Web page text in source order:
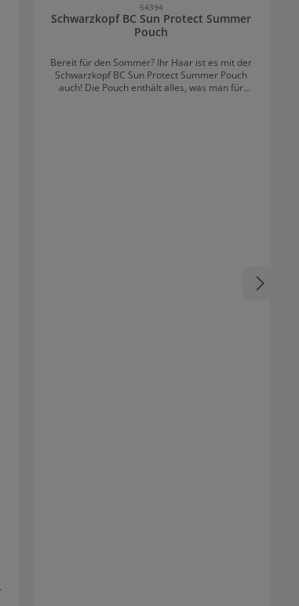
54394
Schwarzkopf BC Sun Protect Summer
Pouch
Bereit für den Sommer? Ihr Haar ist es mit der
Schwarzkopf BC Sun Protect Summer Pouch
auch! Die Pouch enthält alles, was man für